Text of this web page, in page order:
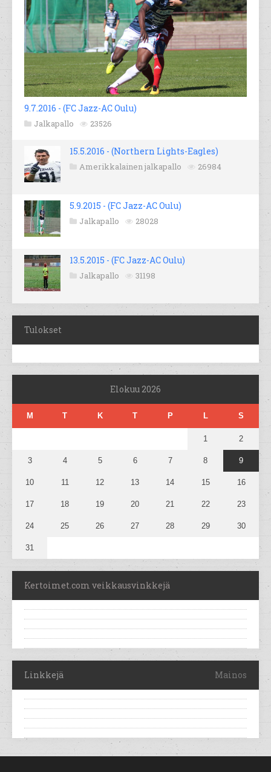
9.7.2016 - (FC Jazz-AC Oulu)
Jalkapallo 23526
15.5.2016 - (Northern Lights-Eagles)
Amerikkalainen jalkapallo 26984
5.9.2015 - (FC Jazz-AC Oulu)
Jalkapallo 28028
13.5.2015 - (FC Jazz-AC Oulu)
Jalkapallo 31198
Tulokset
Elokuu 2026
M T K T P L S
1 2
3 4 5 6 7 8 9
10 11 12 13 14 15 16
17 18 19 20 21 22 23
24 25 26 27 28 29 30
31
Kertoimet.com veikkausvinkkejä
Linkkejä Mainos